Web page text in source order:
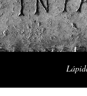
Naviga